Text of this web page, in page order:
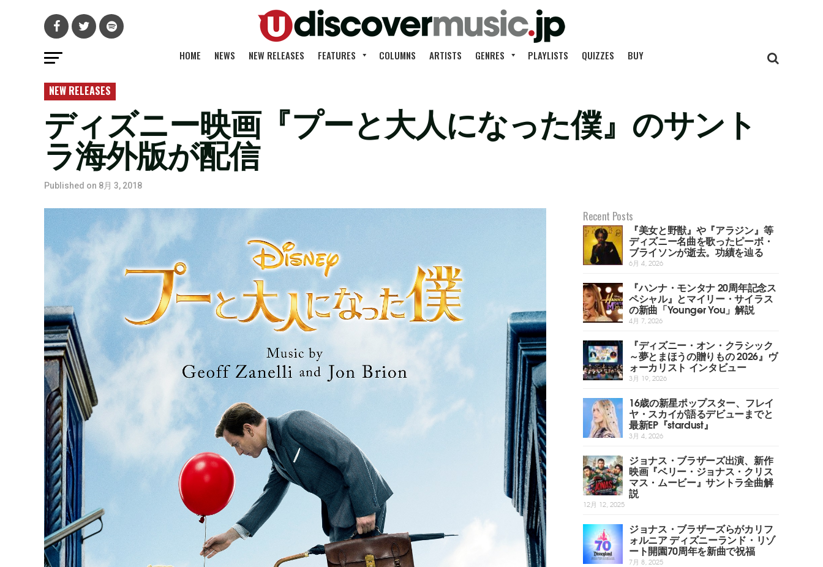
HOME NEWS NEW RELEASES FEATURES COLUMNS ARTISTS GENRES PLAYLISTS QUIZZES BUY
NEW RELEASES
ディズニー映画『プーと大人になった僕』のサント
ラ海外版が配信
Published on 8月 3, 2018
Recent Posts
『美女と野獣』や『アラジン』等
ディズニー名曲を歌ったピーボ・
ブライソンが逝去。功績を辿る
6月 4, 2026
『ハンナ・モンタナ 20周年記念ス
ペシャル』とマイリー・サイラス
の新曲「Younger You」解説
4月 7, 2026
『ディズニー・オン・クラシック
～夢とまほうの贈りもの 2026』ヴ
ォーカリスト インタビュー
3月 19, 2026
16歳の新星ポップスター、フレイ
ヤ・スカイが語るデビューまでと
最新EP『stardust』
3月 4, 2026
ジョナス・ブラザーズ出演、新作
映画『ベリー・ジョナス・クリス
マス・ムービー』サントラ全曲解
説
12月 12, 2025
ジョナス・ブラザーズらがカリフ
ォルニア ディズニーランド・リゾ
ート開園70周年を新曲で祝福
7月 8, 2025